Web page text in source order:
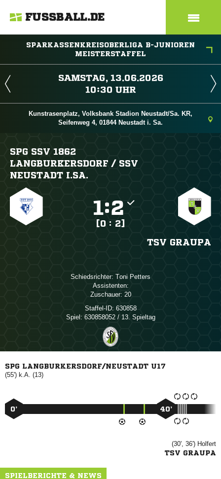
FUSSBALL.DE
SPARKASSENKREISOBERLIGA B-JUNIOREN
MEISTERSTAFFEL
 
 
Kunstrasenplatz, Volksbank Stadion Neustadt/Sa. KR,
Seifenweg 4, 01844 Neustadt i. Sa.
SPG SSV 1862
LANGBURKERSDORF /​ SSV
NEUSTADT I.SA.
:
[0 : 2]
TSV GRAUPA
Schiedsrichter:  
Assistenten:
Zuschauer: 20
Staffel-ID: 630858
Spiel: 630858052 / 13. Spieltag
SPG LANGBURKERSDORF/NEUSTADT U17
(55') k.A. (13)
0’ 40’
(30', 36') 
TSV GRAUPA
SPIELBERICHTE & NEWS